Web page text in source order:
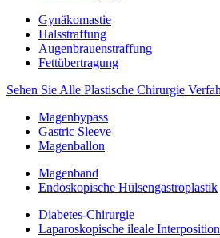
Gynäkomastie
Halsstraffung
Augenbrauenstraffung
Fettübertragung
Sehen Sie Alle Plastische Chirurgie
Magenbypass
Gastric Sleeve
Magenballon
Magenband
Endoskopische Hülsengastroplastik
Diabetes-Chirurgie
Laparoskopische ileale Interposition